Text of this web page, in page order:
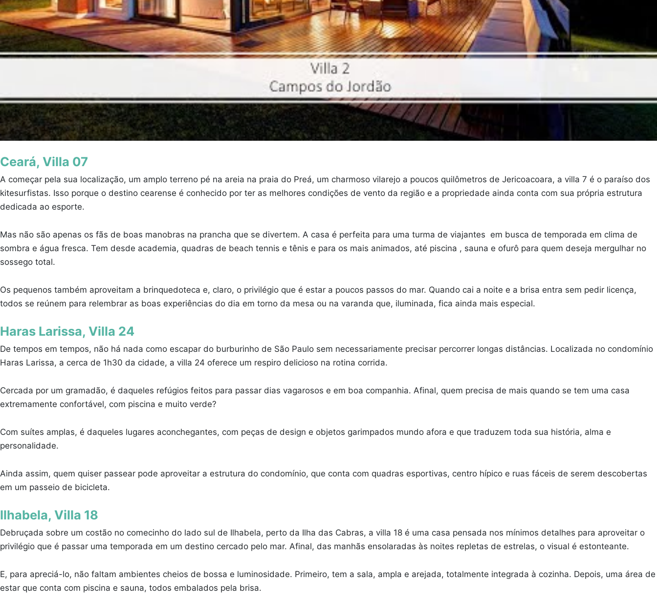
Ceará, Villa 07
A começar pela sua localização, um amplo terreno pé na areia na praia do Preá, um charmoso vilarejo a poucos quilômetros de Jericoacoara, a villa 7 é o paraíso dos
kitesurfistas. Isso porque o destino cearense é conhecido por ter as melhores condições de vento da região e a propriedade ainda conta com sua própria estrutura
dedicada ao esporte.
Mas não são apenas os fãs de boas manobras na prancha que se divertem. A casa é perfeita para uma turma de viajantes em busca de temporada em clima de
sombra e água fresca. Tem desde academia, quadras de beach tennis e tênis e para os mais animados, até piscina , sauna e ofurô para quem deseja mergulhar no
sossego total.
Os pequenos também aproveitam a brinquedoteca e, claro, o privilégio que é estar a poucos passos do mar. Quando cai a noite e a brisa entra sem pedir licença,
todos se reúnem para relembrar as boas experiências do dia em torno da mesa ou na varanda que, iluminada, fica ainda mais especial.
Haras Larissa, Villa 24
De tempos em tempos, não há nada como escapar do burburinho de São Paulo sem necessariamente precisar percorrer longas distâncias. Localizada no condomínio
Haras Larissa, a cerca de 1h30 da cidade, a villa 24 oferece um respiro delicioso na rotina corrida.
Cercada por um gramadão, é daqueles refúgios feitos para passar dias vagarosos e em boa companhia. Afinal, quem precisa de mais quando se tem uma casa
extremamente confortável, com piscina e muito verde?
Com suítes amplas, é daqueles lugares aconchegantes, com peças de design e objetos garimpados mundo afora e que traduzem toda sua história, alma e
personalidade.
Ainda assim, quem quiser passear pode aproveitar a estrutura do condomínio, que conta com quadras esportivas, centro hípico e ruas fáceis de serem descobertas
em um passeio de bicicleta.
Ilhabela, Villa 18
Debruçada sobre um costão no comecinho do lado sul de Ilhabela, perto da Ilha das Cabras, a villa 18 é uma casa pensada nos mínimos detalhes para aproveitar o
privilégio que é passar uma temporada em um destino cercado pelo mar. Afinal, das manhãs ensolaradas às noites repletas de estrelas, o visual é estonteante.
E, para apreciá-lo, não faltam ambientes cheios de bossa e luminosidade. Primeiro, tem a sala, ampla e arejada, totalmente integrada à cozinha. Depois, uma área de
estar que conta com piscina e sauna, todos embalados pela brisa.